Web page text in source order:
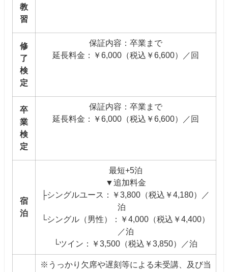
教
習
修
了
検
定
保証内容：卒業まで
延長料金：￥6,000（税込￥6,600）／回
卒
業
検
定
保証内容：卒業まで
延長料金：￥6,000（税込￥6,600）／回
宿
泊
最短+5泊
▼追加料金
├シングルユース：￥3,800（税込￥4,180）／
泊
└シングル（男性）：￥4,000（税込￥4,400）
／泊
└ツイン：￥3,500（税込￥3,850）／泊
※うっかり欠席や遅刻等による未受講、及び当